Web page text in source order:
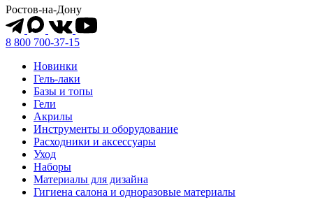
Ростов-на-Дону
8 800 700-37-15
Новинки
Гель-лаки
Базы и топы
Гели
Акрилы
Инструменты и оборудование
Расходники и аксессуары
Уход
Наборы
Материалы для дизайна
Гигиена салона и одноразовые материалы